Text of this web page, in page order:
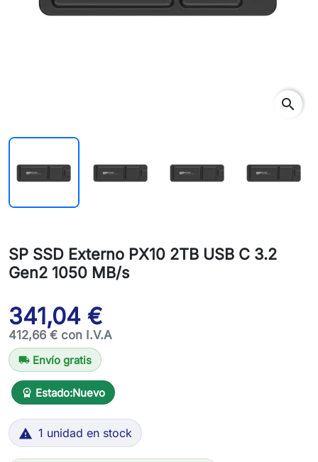
search
SP SSD Externo PX10 2TB USB C 3.2
Gen2 1050 MB/s
341,04 €
412,66 € con I.V.A
local_shipping Envío gratis
workspace_premium Estado:Nuevo
 1 unidad en stock